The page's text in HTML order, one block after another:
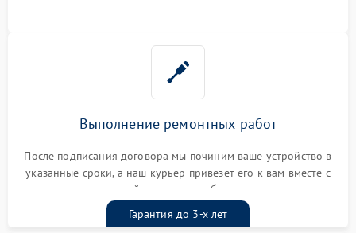
Выполнение ремонтных работ
После подписания договора мы починим ваше устройство в
указанные сроки, а наш курьер привезет его к вам вместе с
гарантийным талоном бесплатно
Гарантия до 3-х лет